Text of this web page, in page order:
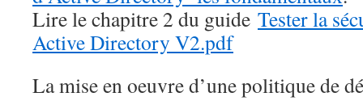
Lire le chapitre 2 du guide Tester la
Active Directory V2.pdf
La mise en oeuvre d’une politique de